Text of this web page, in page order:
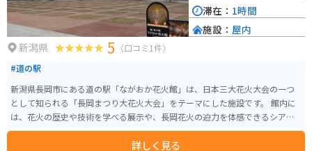
新潟県 5 （口コミ1件）
#道の駅
新潟県長岡市にある道の駅「ながおか花火館」は、日本三大花火大会の一つ
として知られる「長岡まつり大花火大会」をテーマにした施設です。 館内に
は、花火の歴史や技術を学べる展示や、長岡花火の迫力を体感できるシアタ
ーなどがあり、花火好きにはたまらないスポットとなっています。また、お
土産コーナーでは、花火にちなんだお菓子や雑貨など、ここでしか手に入ら
詳しく見る
滞在： 1時間
施設： 屋内